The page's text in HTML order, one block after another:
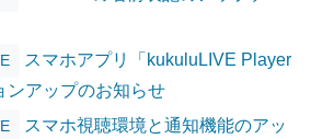
スマホアプリ「kukuluLIVE Player
ンアップのお知らせ
スマホ視聴環境と通知機能のアッ